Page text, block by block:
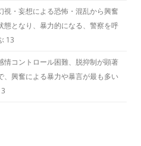
視・妄想による恐怖・混乱から興奮
態となり、暴力的になる、警察を呼
13
情コントロール困難、脱抑制が顕著
、興奮による暴力や暴言が最も多い